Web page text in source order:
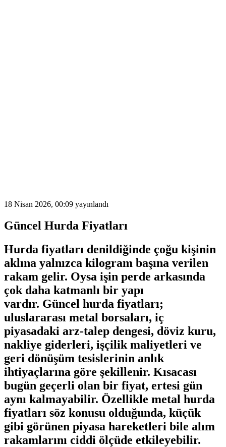
18 Nisan 2026, 00:09 yayınlandı
Güncel Hurda Fiyatları
Hurda fiyatları denildiğinde çoğu kişinin
aklına yalnızca kilogram başına verilen
rakam gelir. Oysa işin perde arkasında
çok daha katmanlı bir yapı
vardır. Güncel hurda fiyatları;
uluslararası metal borsaları, iç
piyasadaki arz-talep dengesi, döviz kuru,
nakliye giderleri, işçilik maliyetleri ve
geri dönüşüm tesislerinin anlık
ihtiyaçlarına göre şekillenir. Kısacası
bugün geçerli olan bir fiyat, ertesi gün
aynı kalmayabilir. Özellikle metal hurda
fiyatları söz konusu olduğunda, küçük
gibi görünen piyasa hareketleri bile alım
rakamlarını ciddi ölçüde etkileyebilir.